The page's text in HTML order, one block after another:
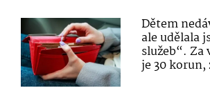
Dětem
ale udělala
služeb“. Za
je 30 korun,